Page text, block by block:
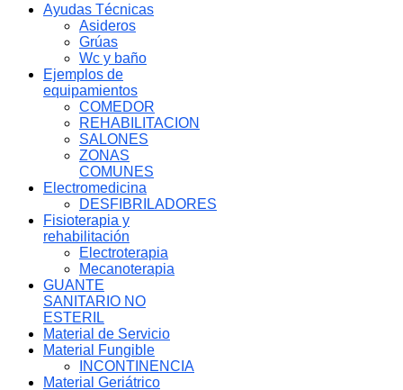
Ayudas Técnicas
Asideros
Grúas
Wc y baño
Ejemplos de
equipamientos
COMEDOR
REHABILITACION
SALONES
ZONAS
COMUNES
Electromedicina
DESFIBRILADORES
Fisioterapia y
rehabilitación
Electroterapia
Mecanoterapia
GUANTE
SANITARIO NO
ESTERIL
Material de Servicio
Material Fungible
INCONTINENCIA
Material Geriátrico